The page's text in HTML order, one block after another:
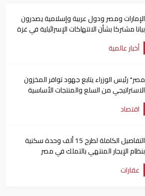
الإمارات ومصر ودول عربية وإسلامية يصدرون
بيانا مشتركا بشأن الانتهاكات الإسرائيلية في غزة
أخبار عالمية
مصر" رئيس الوزراء يتابع جهود توافر المخزون
الاستراتيجي من السلع والمنتجات الأساسية
اقتصاد
التفاصيل الكاملة لطرح 15 ألف وحدة سكنية
بنظام الإيجار المنتهي بالتملك في مصر
عقارات